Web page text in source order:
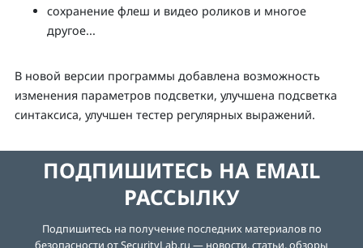
сохранение флеш и видео роликов и многое
другое...
В новой версии программы добавлена возможность
изменения параметров подсветки, улучшена подсветка
синтаксиса, улучшен тестер регулярных выражений.
ПОДПИШИТЕСЬ НА EMAIL
РАССЫЛКУ
Подпишитесь на получение последних материалов по
безопасности от SecurityLab.ru — новости, статьи, обзоры